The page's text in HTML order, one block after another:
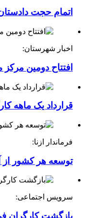
اتمام حجت
اخبار شهرستان:
افتتاح دومین
قرارداد یک ماهه
فرماندار ازنا:
توسعه هر کشور
سرویس اجتماعی:
بازگشت کارگران